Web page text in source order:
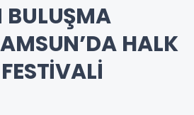
HALK